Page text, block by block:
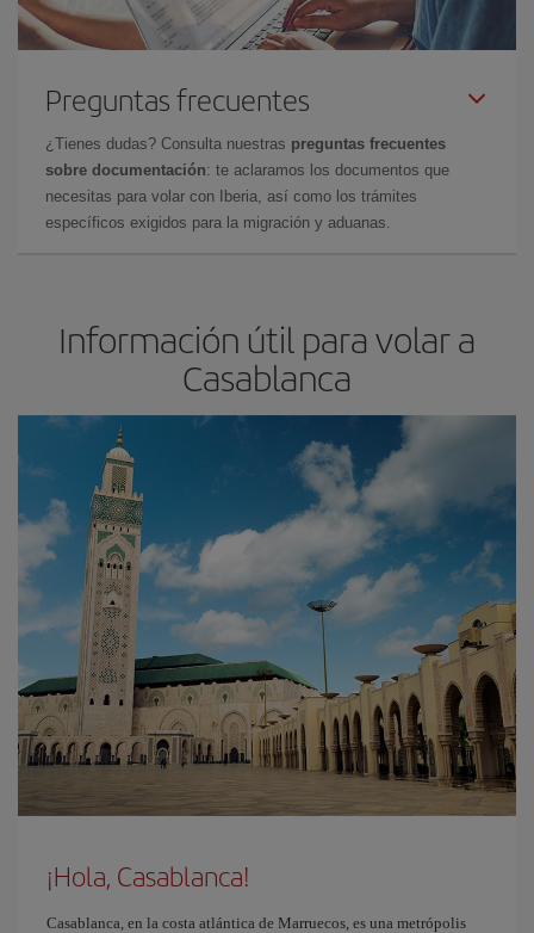
Preguntas frecuentes
¿Tienes dudas? Consulta nuestras preguntas frecuentes
sobre documentación: te aclaramos los documentos que
necesitas para volar con Iberia, así como los trámites
específicos exigidos para la migración y aduanas.
Información útil para volar a
Casablanca
¡Hola, Casablanca!
Casablanca, en la costa atlántica de Marruecos, es una metrópolis